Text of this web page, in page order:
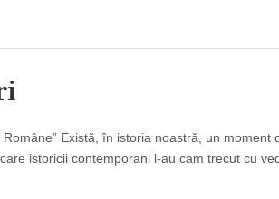
Există, în istoria noastră, un moment
istoricii contemporani l-au cam trecut cu